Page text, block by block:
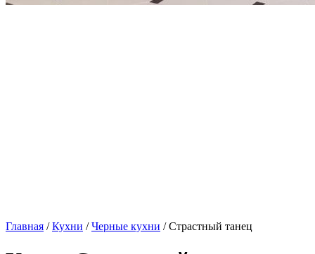
Главная /Кухни /Черные кухни / Страстный танец